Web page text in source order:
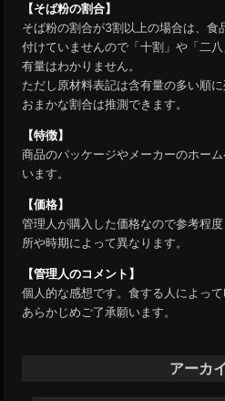
【そば粉の割合】
そば粉の割合が3割以上の場合は、食
付けていませんので「十割」や「二
有量はわかりません。
ただし原材料表記は含有量の多い順
おまかな割合は推測できます。
【特徴】
商品のパッケージやメーカーのホー
います。
【価格】
管理人が購入した価格なので参考程
所や時期によって異なります。
【管理人のコメント】
個人的な感想です。食する人によっ
あらかじめご了承願います。
アーカ